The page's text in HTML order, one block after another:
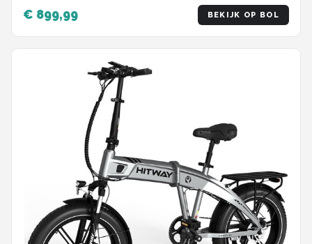
€ 899,99 BEKIJK OP BOL